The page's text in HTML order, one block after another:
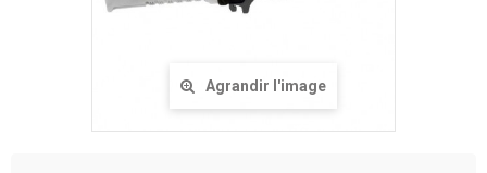
Agrandir l'image